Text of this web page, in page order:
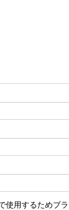
使用するためブ